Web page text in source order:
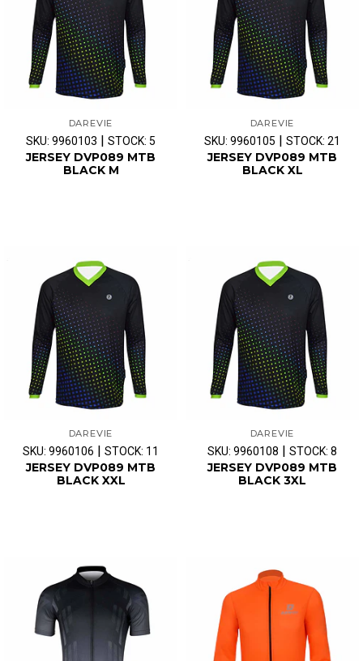
DAREVIE
SKU: 9960103 | STOCK: 5
JERSEY DVP089 MTB
BLACK M
DAREVIE
SKU: 9960105 | STOCK: 21
JERSEY DVP089 MTB
BLACK XL
DAREVIE
SKU: 9960106 | STOCK: 11
JERSEY DVP089 MTB
BLACK XXL
DAREVIE
SKU: 9960108 | STOCK: 8
JERSEY DVP089 MTB
BLACK 3XL